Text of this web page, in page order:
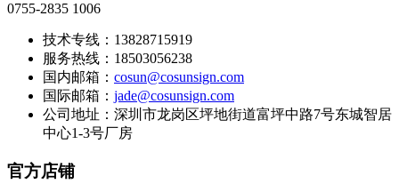
0755-2835 1006
技术专线：13828715919
服务热线：18503056238
国内邮箱： cosun@cosunsign.com
国际邮箱： jade@cosunsign.com
公司地址：深圳市龙岗区坪地街道富坪中路7号东城智居
中心1-3号厂房
官方店铺